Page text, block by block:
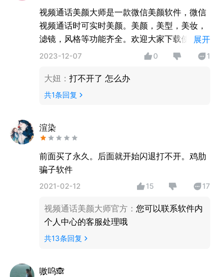
视频通话美颜大师是一款微信美颜软件，微信
视频通话时可实时美颜。美颜，美型，美妆，
滤镜，风格等功能齐全。欢迎大家下载使用，
使用中如遇到任何问题，可联系个人中心-联系
题的。
展开
2023-12-07 0 1
大妞 ： 打不开了 怎么办
共1条回复
渲染
前面买了永久。后面就开始闪退打不开。鸡肋
骗子软件
2021-02-12 15 17
视频通话美颜大师官方： 您可以联系软件内
个人中心的客服处理哦
共13条回复
嗷呜🙈